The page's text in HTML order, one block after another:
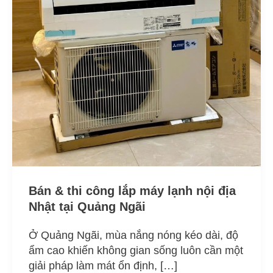
Bán & thi công lắp máy lạnh nội địa
Nhật tại Quảng Ngãi
Ở Quảng Ngãi, mùa nắng nóng kéo dài, độ
ẩm cao khiến không gian sống luôn cần một
giải pháp làm mát ổn định, […]
lạnh
nội
địa
Nhật
tại
Quảng